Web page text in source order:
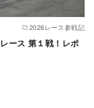
2026レース参戦記
ース 第１戦！レポ